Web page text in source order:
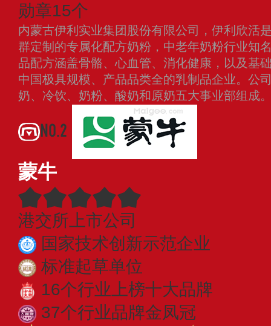
勋章15个
内蒙古伊利实业集团股份有限公司，伊利欣活
群定制的专属化配方奶粉，中老年奶粉行业知
品配方涵盖骨骼、心血管、消化健康，以及基
中国极具规模、产品品类全的乳制品企业。公
奶、冷饮、奶粉、酸奶和原奶五大事业部组成
NO.2
蒙牛
港交所上市公司
国家技术创新示范企业
标准起草单位
16个行业上榜十大品牌
37个行业品牌金凤冠